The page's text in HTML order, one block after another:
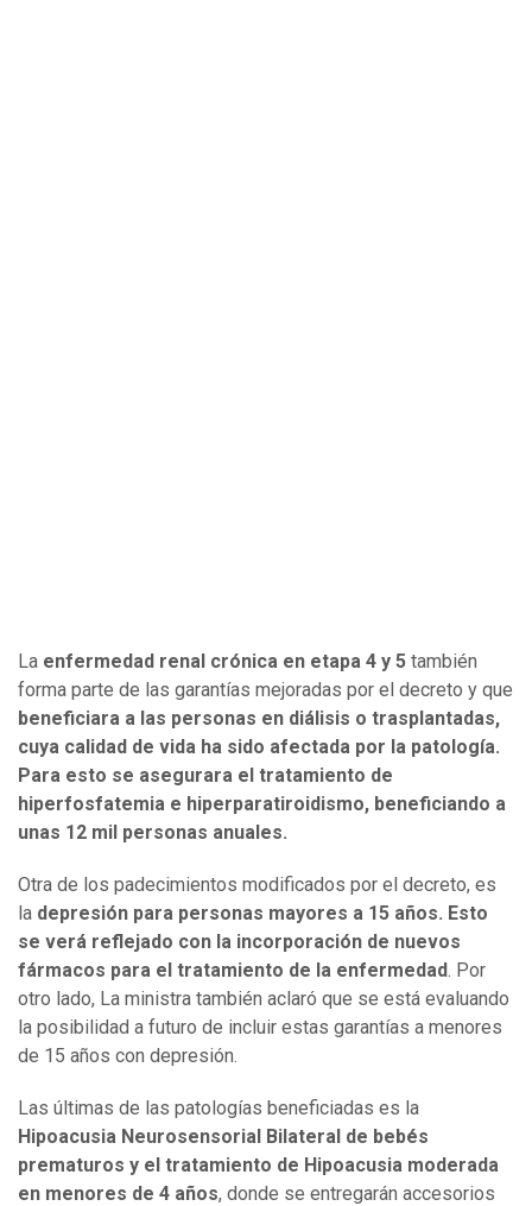
La enfermedad renal crónica en etapa 4 y 5 también
forma parte de las garantías mejoradas por el decreto y que
beneficiara a las personas en diálisis o trasplantadas,
cuya calidad de vida ha sido afectada por la patología.
Para esto se asegurara el tratamiento de
hiperfosfatemia e hiperparatiroidismo, beneficiando a
unas 12 mil personas anuales.
Otra de los padecimientos modificados por el decreto, es
la depresión para personas mayores a 15 años. Esto
se verá reflejado con la incorporación de nuevos
fármacos para el tratamiento de la enfermedad . Por
otro lado, La ministra también aclaró que se está evaluando
la posibilidad a futuro de incluir estas garantías a menores
de 15 años con depresión.
Las últimas de las patologías beneficiadas es la
Hipoacusia Neurosensorial Bilateral de bebés
prematuros y el tratamiento de Hipoacusia moderada
en menores de 4 años, donde se entregarán accesorios